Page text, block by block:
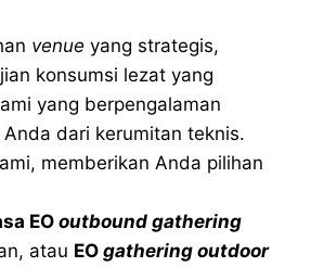
venue yang strategis,
konsumsi lezat yang
yang berpengalaman
dari kerumitan teknis.
memberikan Anda pilihan
EO outbound gathering
atau EO gathering outdoor